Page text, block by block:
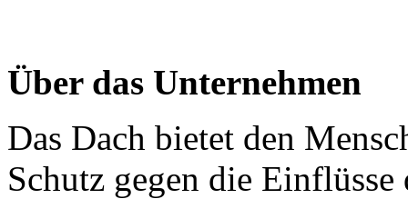
Über das Unternehmen
Das Dach bietet den
Schutz gegen die Einflüsse